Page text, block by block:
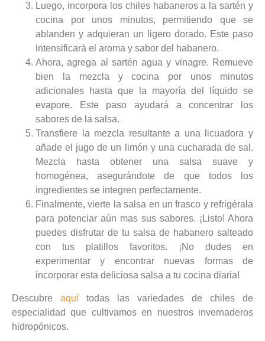
Luego, incorpora los chiles habaneros a la sartén y
cocina por unos minutos, permitiendo que se
ablanden y adquieran un ligero dorado. Este paso
intensificará el aroma y sabor del habanero.
Ahora, agrega al sartén agua y vinagre. Remueve
bien la mezcla y cocina por unos minutos
adicionales hasta que la mayoría del líquido se
evapore. Este paso ayudará a concentrar los
sabores de la salsa.
Transfiere la mezcla resultante a una licuadora y
añade el jugo de un limón y una cucharada de sal.
Mezcla hasta obtener una salsa suave y
homogénea, asegurándote de que todos los
ingredientes se integren perfectamente.
Finalmente, vierte la salsa en un frasco y refrigérala
para potenciar aún mas sus sabores. ¡Listo! Ahora
puedes disfrutar de tu salsa de habanero salteado
con tus platillos favoritos. ¡No dudes en
experimentar y encontrar nuevas formas de
incorporar esta deliciosa salsa a tu cocina diaria!
Descubre aquí todas las variedades de chiles de
especialidad que cultivamos en nuestros invernaderos
hidropónicos.